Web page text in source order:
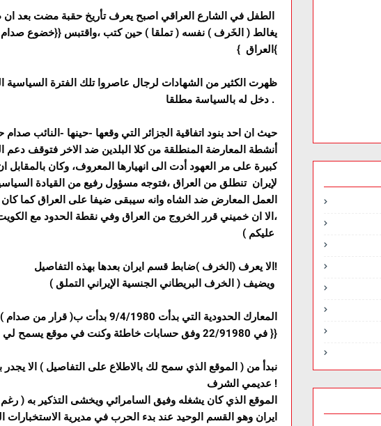
يغالط ( الخَرف ) نفسه ( تملقا ) حين كتب ،واقتبس {{خضوع صدام
العراق }{
ظهرت الكثير من الشهادات لرجال عاصروا تلك الفترة السياسية
دخل له بالسياسة مطلقا .
حيث ان احد بنود اتفاقية الجزائر التي وقعها -حينها -النائب
أنشطة المعارضة المنطلقة من كلا البلدين ضد الاخر فتوقف دعم
كبيرة على مر العهود أدت الى انهيارها المعروف، وكان
لإيران تنطلق من العراق ،فتوجه مسؤول رفيع من القيادة
العمل المعارض ضد الشاه وانه سيبقى ضيفا على العراق كما
،الا ان خميني قرر الخروج من العراق وفي نقطة الحدود مع
الا يعرف (الخرف )ضابط قسم ايران بعدها بهذه التفاصيل!
في 22/91980 وفق حسابات خاطئة وكنت في موقع يسمح لي بالإطلاع على تفصيلاتها }}
نبدأ من ( الموقع الذي سمح لك بالاطلاع على التفاصيل ) الا
عديمي الشرف !
الموقع الذي كان يشغله وفيق السامرائي ويخشى التذكير به (
ايران وهو القسم الوحيد عند بدء الحرب في مديرية الاستخبارات